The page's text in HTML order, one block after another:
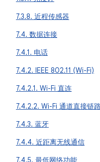
7.3.8. 近程传感器
7.4. 数据连接
7.4.1. 电话
7.4.2. IEEE 802.11 (Wi-Fi)
7.4.2.1. Wi-Fi 直连
7.4.2.2. Wi-Fi 通道直接链
7.4.3. 蓝牙
7.4.4. 近距离无线通信
7.4.5. 最低网络功能